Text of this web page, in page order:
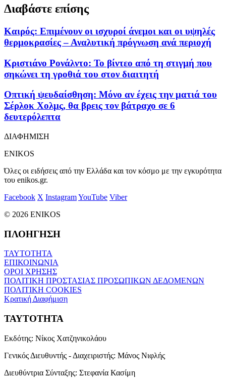
Διαβάστε επίσης
Καιρός: Επιμένουν οι ισχυροί άνεμοι και οι υψηλές
θερμοκρασίες – Αναλυτική πρόγνωση ανά περιοχή
Κριστιάνο Ρονάλντο: Το βίντεο από τη στιγμή που
σηκώνει τη γροθιά του στον διαιτητή
Οπτική ψευδαίσθηση: Μόνο αν έχεις την ματιά του
Σέρλοκ Χολμς, θα βρεις τον βάτραχο σε 6
δευτερόλεπτα
ΔΙΑΦΗΜΙΣΗ
ENIKOS
Όλες οι ειδήσεις από την Ελλάδα και τον κόσμο με την εγκυρότητα
του enikos.gr.
Facebook X InstagramYouTube Viber
© 2026 ENIKOS
ΠΛΟΗΓΗΣΗ
ΤΑΥΤΟΤΗΤΑ
ΕΠΙΚΟΙΝΩΝΙΑ
ΟΡΟΙ ΧΡΗΣΗΣ
ΠΟΛΙΤΙΚΗ ΠΡΟΣΤΑΣΙΑΣ ΠΡΟΣΩΠΙΚΩΝ ΔΕΔΟΜΕΝΩΝ
ΠΟΛΙΤΙΚΗ COOKIES
Κρατική Διαφήμιση
ΤΑΥΤΟΤΗΤΑ
Εκδότης: Νίκος Χατζηνικολάου
Γενικός Διευθυντής - Διαχειριστής: Μάνος Νιφλής
Διευθύντρια Σύνταξης: Στεφανία Κασίμη